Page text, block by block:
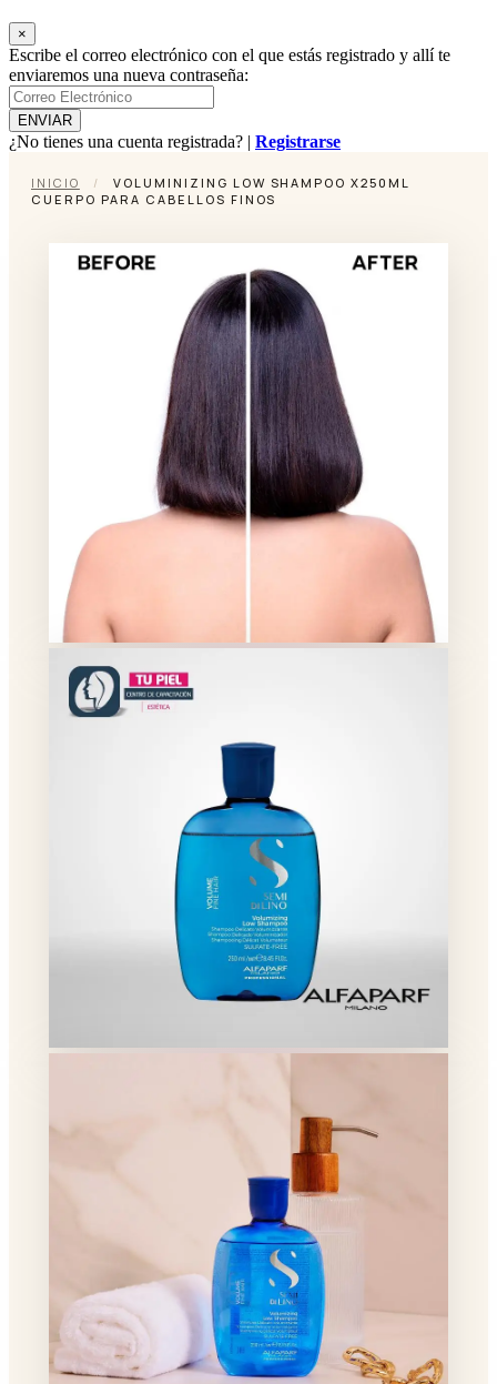
×
Escribe el correo electrónico con el que estás registrado y allí te
enviaremos una nueva contraseña:
¿No tienes una cuenta registrada? | Registrarse
INICIO /
VOLUMINIZING LOW SHAMPOO X250ML
CUERPO PARA CABELLOS FINOS